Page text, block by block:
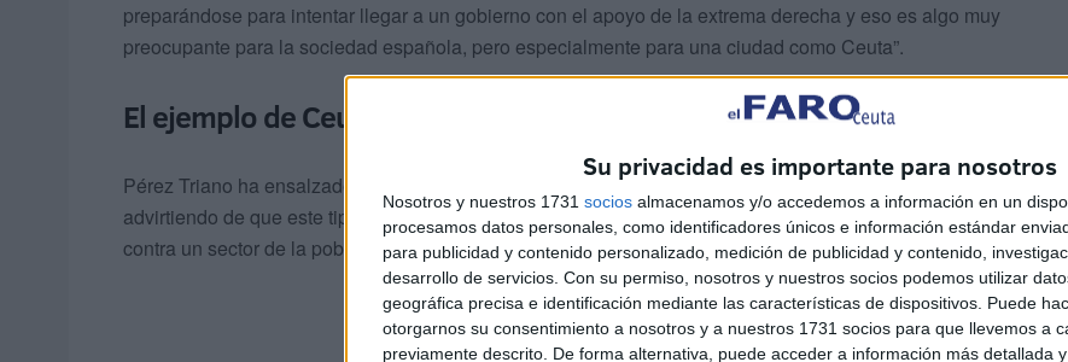
Su privacidad es importante para nosotros
Nosotros y nuestros 1731 socios almacenamos y/o accedemos a información en un
procesamos datos personales, como identificadores únicos e información estándar
para publicidad y contenido personalizado, medición de publicidad y contenido,
desarrollo de servicios. Con su permiso, nosotros y nuestros socios podemos utilizar
geográfica precisa e identificación mediante las características de dispositivos. Puede
otorgarnos su consentimiento a nosotros y a nuestros 1731 socios para que llevemos a
previamente descrito. De forma alternativa, puede acceder a información más detallada
preparándose para intentar llegar a un gobierno con el apoyo de la extrema derecha y eso es algo muy
preocupante para la sociedad española, pero especialmente para una ciudad como Ceuta”.
El ejemplo de Ceuta
Pérez Triano ha ensalzado a Ceuta por “su sociedad que tiene por riqueza la interculturalidad”,
advirtiendo de que este tipo deplanteamientos “claramente islamófobos que además van dirigidos
contra un sector de la población” es una cuestión “muy preocupante”.